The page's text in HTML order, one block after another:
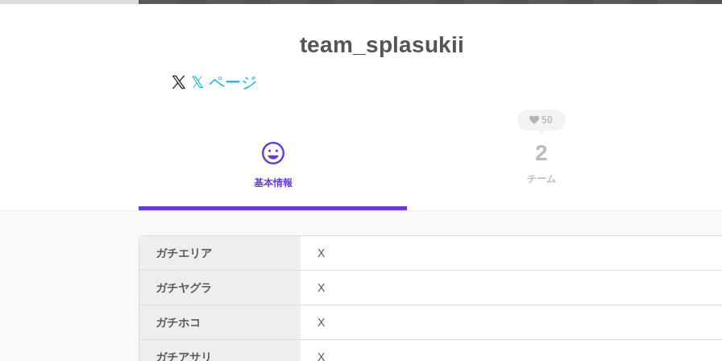
team_splasukii
𝕏 ページ
基本情報
50
2
チーム
ガチエリア X
ガチヤグラ X
ガチホコ X
ガチアサリ X